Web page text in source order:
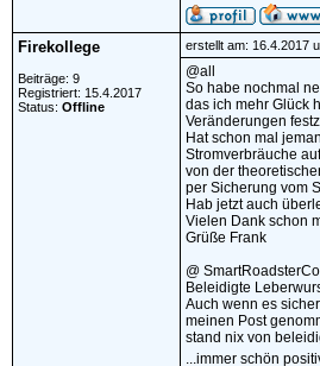
Firekollege
Beiträge: 9
Registriert: 15.4.2017
Status: Offline
erstellt am: 16.4.2017
@all
So habe nochmal
das ich mehr Glück
Veränderungen
Hat schon mal
Stromverbräuche
von der
per Sicherung vom
Hab jetzt auch
Vielen Dank schon
Grüße Frank
@
Beleidigte
Auch wenn es
meinen Post
stand nix von
...immer schön